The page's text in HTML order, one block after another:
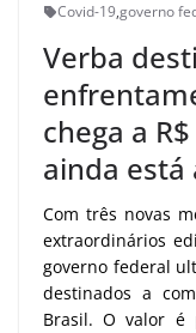
Covid-19,governo
Verba
chega a
ainda está
Com três novas
extraordinários
governo federal
destinados a
Brasil. O valor é